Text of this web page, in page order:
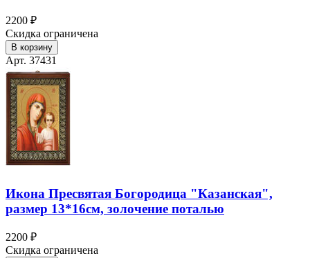
2200 ₽
Скидка ограничена
В корзину
Арт. 37431
Икона Пресвятая Богородица "Казанская",
размер 13*16см, золочение поталью
2200 ₽
Скидка ограничена